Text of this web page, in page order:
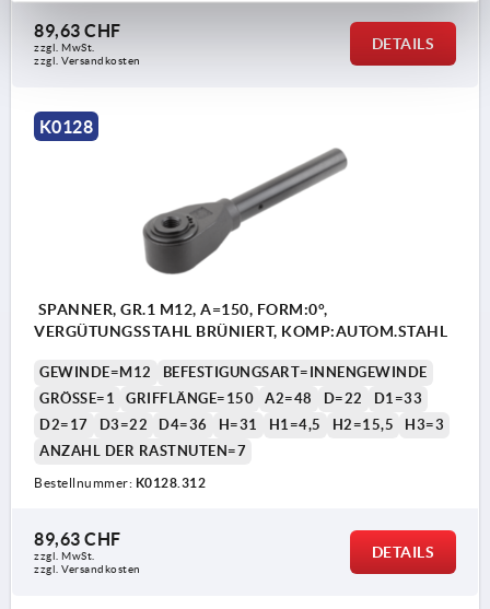
89,63 CHF
zzgl. MwSt.
zzgl. Versandkosten
DETAILS
K0128
SPANNER, GR.1 M12, A=150, FORM:0°,
VERGÜTUNGSSTAHL BRÜNIERT, KOMP:AUTOM.STAHL
GEWINDE=M12
BEFESTIGUNGSART=INNENGEWINDE
GRÖSSE=1
GRIFFLÄNGE=150 A2=48 D=22
D1=33
D2=17
D3=22 D4=36 H=31 H1=4,5 H2=15,5
H3=3
ANZAHL DER RASTNUTEN=7
Bestellnummer: K0128.312
89,63 CHF
zzgl. MwSt.
zzgl. Versandkosten
DETAILS